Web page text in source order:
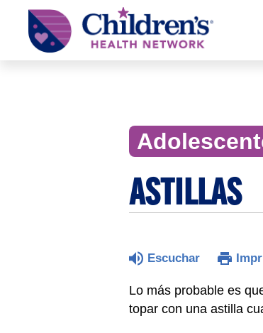
Children's
Health
Network
ASTILLAS
Escuchar
Lo más probable es
topar con una astilla